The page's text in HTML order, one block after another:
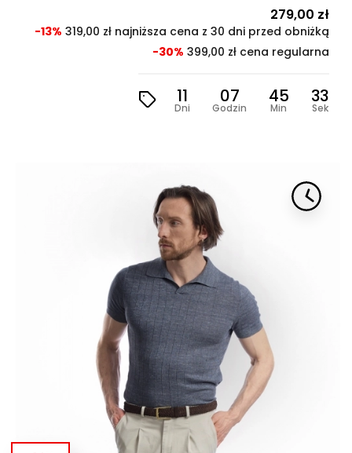
Cena
279,00 zł
-13% 319,00 zł najniższa cena z 30 dni przed obniżką
-30% 399,00 zł cena regularna
11
Dni
07
Godzin
45
Min
31
Sek